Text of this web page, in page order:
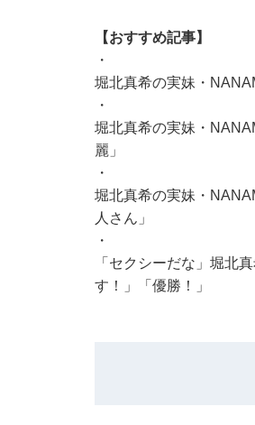
【おすすめ記事】
・
堀北真希の実妹・
・
堀北真希の実妹・
麗」
・
堀北真希の実妹・
人さん」
・
「セクシーだな」堀北
す！」「優勝！」